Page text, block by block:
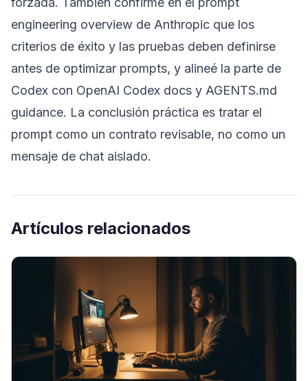
engineering overview de Anthropic que los
criterios de éxito y las pruebas deben definirse
antes de optimizar prompts, y alineé la parte de
Codex con OpenAI Codex docs y AGENTS.md
guidance. La conclusión práctica es tratar el
prompt como un contrato revisable, no como un
mensaje de chat aislado.
Artículos relacionados